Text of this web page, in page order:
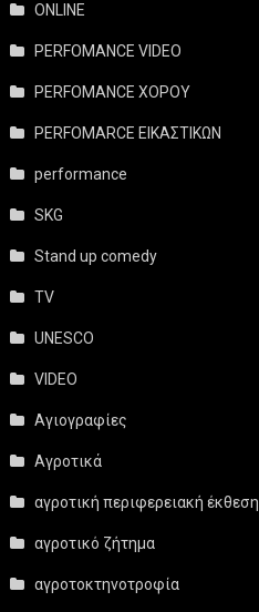
ONLINE
PERFOMANCE VIDEO
PERFOMANCE ΧΟΡΟΥ
PERFOMARCE ΕΙΚΑΣΤΙΚΩΝ
performance
SKG
Stand up comedy
TV
UNESCO
VIDEO
Αγιογραφίες
Αγροτικά
αγροτική περιφερειακή έκθεση
αγροτικό ζήτημα
αγροτοκτηνοτροφία